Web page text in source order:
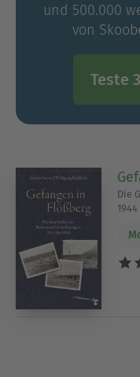
und 500.000
von
Teste
Die